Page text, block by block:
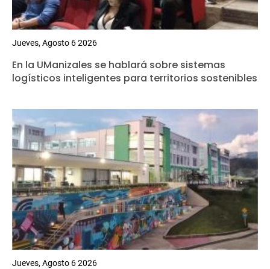
Jueves, Agosto 6 2026
En la UManizales se hablará sobre sistemas
logísticos inteligentes para territorios sostenibles
Jueves, Agosto 6 2026